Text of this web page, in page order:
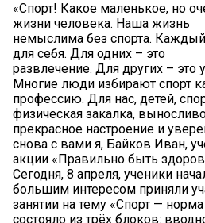
«Спорт! Какое маленькое, но
жизни человека. Наша жизнь
немыслима без спорта. Каждый
для себя. Для одних – это
развлечение. Для других – это
Многие люди избирают спорт
профессию. Для нас, детей,
физическая закалка,
прекрасное настроение и
снова с вами я, Байков Иван,
акции «Правильно быть
Сегодня, 8 апреля, ученики
большим интересом приняли
занятии на тему «Спорт —
состояло из трёх блоков: